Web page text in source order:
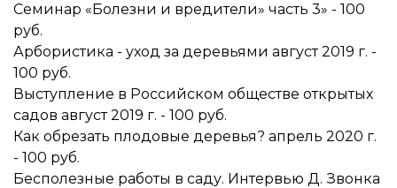
Семинар «Болезни и вредители» часть 3» - 100
руб.
Арбористика - уход за деревьями август 2019 г. -
100 руб.
Выступление в Российском обществе открытых
садов август 2019 г. - 100 руб.
Как обрезать плодовые деревья? апрель 2020 г.
- 100 руб.
Бесполезные работы в саду. Интервью Д. Звонка